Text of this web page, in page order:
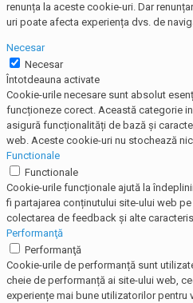
renunța la aceste cookie-uri. Dar
uri poate afecta experiența dvs. de
Necesar
Necesar
Întotdeauna activate
Cookie-urile necesare sunt absolut
funcționeze corect. Această categorie
asigură funcționalități de bază și
web. Aceste cookie-uri nu stochează
Functionale
Functionale
Cookie-urile funcționale ajută la
fi partajarea conținutului site-ului web
colectarea de feedback și alte
Performanţă
Performanţă
Cookie-urile de performanță sunt
cheie de performanță ai site-ului web,
experiențe mai bune utilizatorilor pentru